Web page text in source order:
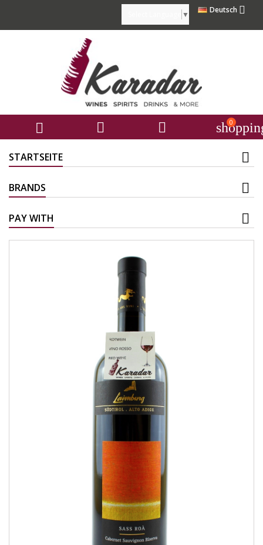
Deutsch 
▼
   0
STARTSEITE
BRANDS
PAY WITH